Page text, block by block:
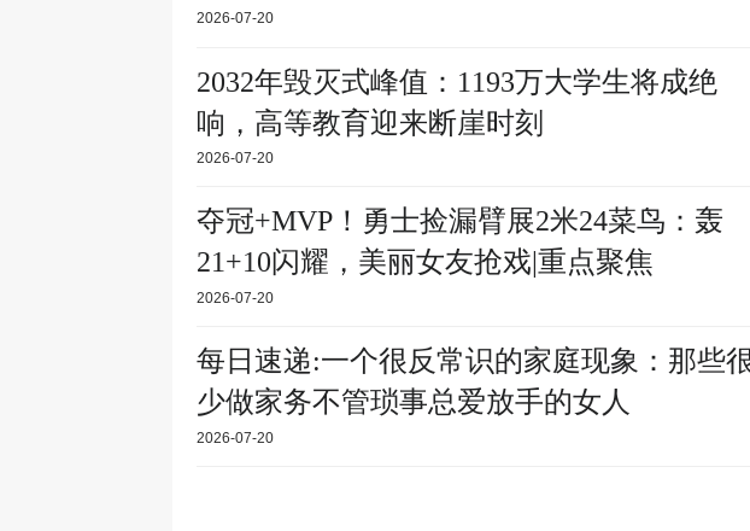
2026-07-20
2032年毁灭式峰值：1193万大学生将成绝
响，高等教育迎来断崖时刻
2026-07-20
夺冠+MVP！勇士捡漏臂展2米24菜鸟：轰
21+10闪耀，美丽女友抢戏|重点聚焦
2026-07-20
每日速递:一个很反常识的家庭现象：那些
少做家务不管琐事总爱放手的女人
2026-07-20